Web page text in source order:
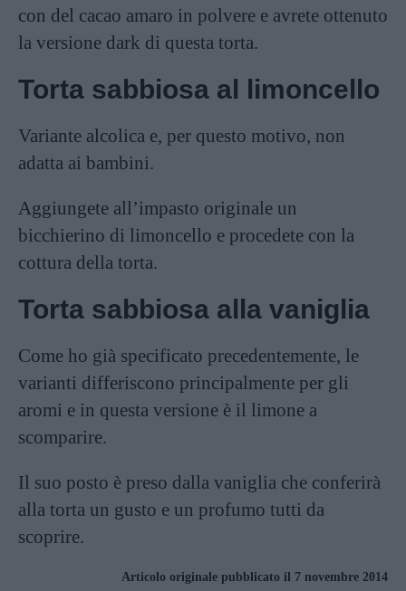
con del cacao amaro in polvere e avrete ottenuto
la versione dark di questa torta.
Torta sabbiosa al limoncello
Variante alcolica e, per questo motivo, non
adatta ai bambini.
Aggiungete all’impasto originale un
bicchierino di limoncello e procedete con la
cottura della torta.
Torta sabbiosa alla vaniglia
Come ho già specificato precedentemente, le
varianti differiscono principalmente per gli
aromi e in questa versione è il limone a
scomparire.
Il suo posto è preso dalla vaniglia che conferirà
alla torta un gusto e un profumo tutti da
scoprire.
Articolo originale pubblicato il 7 novembre 2014